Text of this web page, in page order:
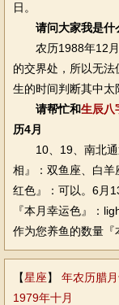
日。
请问大家我是什
农历1988年12月
的交界处，所以无
生的时间判断其中太
请帮忙和生辰八
历4月
10、19、南北通
相』：双鱼座、白
红色』：可以。6月
『本月幸运色』：
作为您养鱼的数量『
【星座】 年农历腊
1979年十月